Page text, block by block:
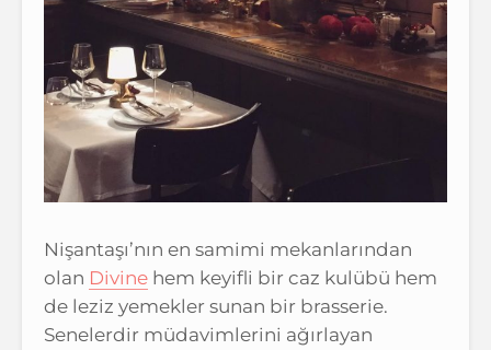
Nişantaşı’nın en samimi mekanlarından
olan Divine hem keyifli bir caz kulübü hem
de leziz yemekler sunan bir brasserie.
Senelerdir müdavimlerini ağırlayan